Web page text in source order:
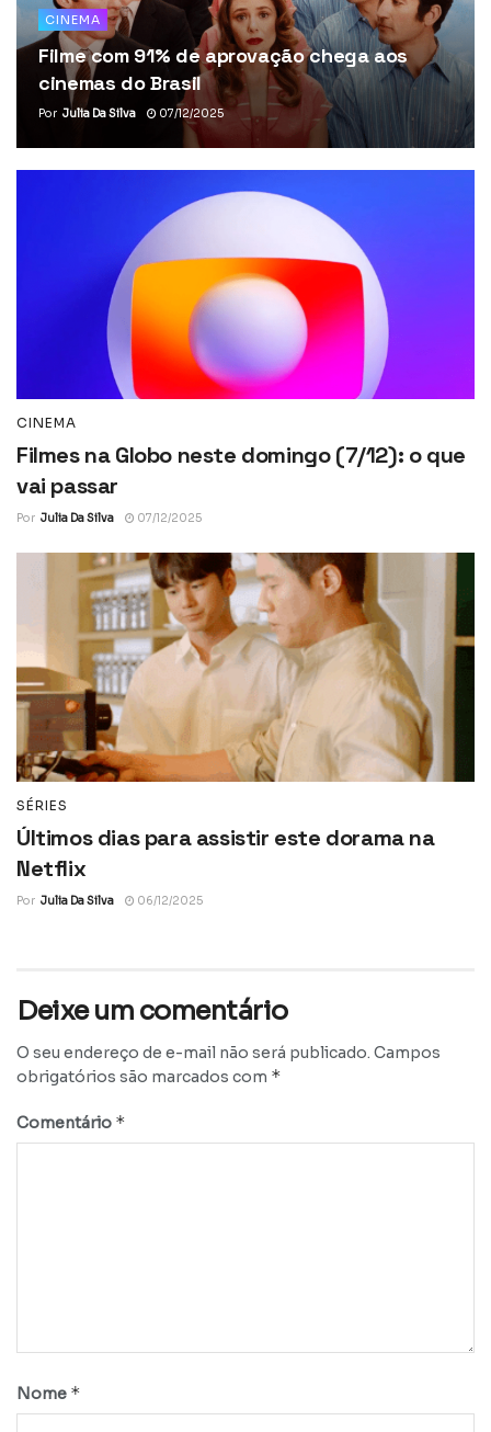
CINEMA
Filme com 91% de aprovação chega aos
cinemas do Brasil
Por Julia Da Silva 07/12/2025
CINEMA
Filmes na Globo neste domingo (7/12): o que
vai passar
Por Julia Da Silva 07/12/2025
SÉRIES
Últimos dias para assistir este dorama na
Netflix
Por Julia Da Silva 06/12/2025
Deixe um comentário
O seu endereço de e-mail não será publicado. Campos
obrigatórios são marcados com *
Comentário *
Nome *